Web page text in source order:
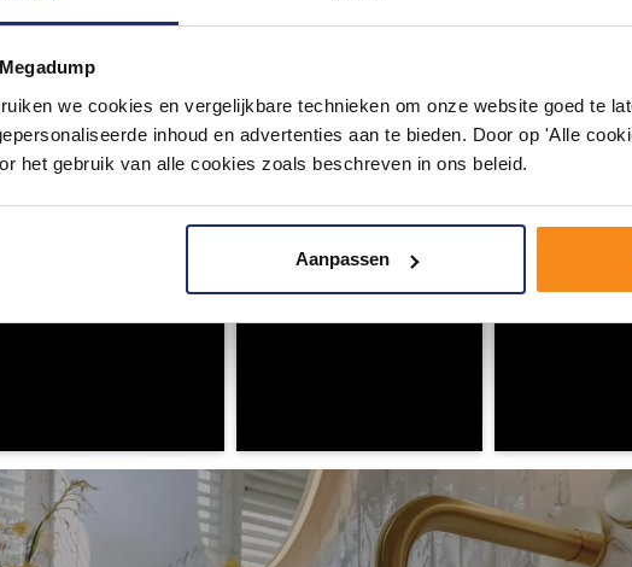
we cookies en vergelijkbare technieken om onze website goed te
inhoud en advertenties aan te bieden. Door op 'Alle
het gebruik van alle cookies zoals beschreven in ons beleid.
Aanpassen
#mijndroombadkamer
jouw badkamer op Instagram met #mijndroombadkamer en tag
omgeving vol met unieke badkamerstijlen. Doe je mee?